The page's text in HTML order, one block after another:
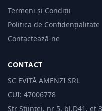
Termeni și Condiții
Politica de Confidențialitate
Contactează-ne
CONTACT
SC EVITĂ AMENZI SRL
CUI: 47006778
Str Științei, nr 5, bl.D41, et 3